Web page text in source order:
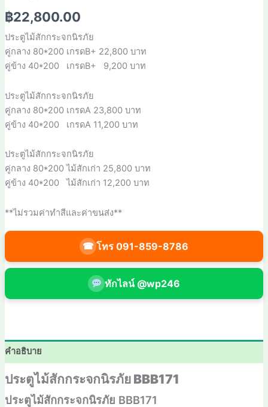
฿22,800.00
ประตูไม้สักกระจกนิรภัย
คู่กลาง 80*200 เกรดB+ 22,800 บาท
คู่ข้าง 40*200 เกรดB+ 9,200 บาท
ประตูไม้สักกระจกนิรภัย
คู่กลาง 80*200 เกรดA 23,800 บาท
คู่ข้าง 40*200 เกรดA 11,200 บาท
ประตูไม้สักกระจกนิรภัย
คู่กลาง 80*200 ไม้สักเก่า 25,800 บาท
คู่ข้าง 40*200 ไม้สักเก่า 12,200 บาท
**ไม่รวมค่าทำสีและค่าขนส่ง**
☎ โทร 091-859-8786
ทักไลน์ @wp246
คำอธิบาย
ประตูไม้สักกระจกนิรภัย BBB171
ประตูไม้สักกระจกนิรภัย BBB171